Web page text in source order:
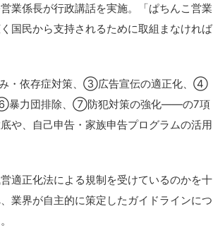
業係長が行政講話を実施。「ぱちんこ営業
国民から支持されるために取組まなければ
・依存症対策、③広告宣伝の適正化、④
暴力団排除、⑦防犯対策の強化――の7項
や、自己申告・家族申告プログラムの活用
適正化法による規制を受けているのかを十
業界が自主的に策定したガイドラインにつ